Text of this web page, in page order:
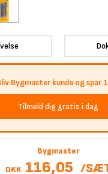
Bygmaster kunde og spar
Tilmeld dig gratis i dag
Bygmaster
DKK 116,05 /